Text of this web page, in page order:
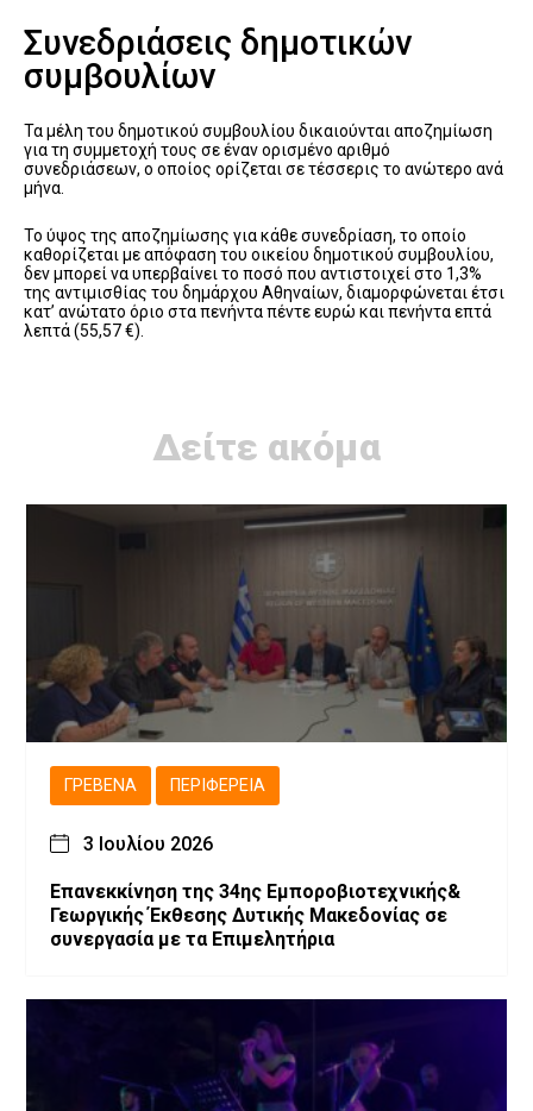
Συνεδριάσεις δημοτικών
συμβουλίων
Τα μέλη του δημοτικού συμβουλίου δικαιούνται αποζημίωση
για τη συμμετοχή τους σε έναν ορισμένο αριθμό
συνεδριάσεων, ο οποίος ορίζεται σε τέσσερις το ανώτερο ανά
μήνα.
Το ύψος της αποζημίωσης για κάθε συνεδρίαση, το οποίο
καθορίζεται με απόφαση του οικείου δημοτικού συμβουλίου,
δεν μπορεί να υπερβαίνει το ποσό που αντιστοιχεί στο 1,3%
της αντιμισθίας του δημάρχου Αθηναίων, διαμορφώνεται έτσι
κατ’ ανώτατο όριο στα πενήντα πέντε ευρώ και πενήντα επτά
λεπτά (55,57 €).
Δείτε ακόμα
ΓΡΕΒΕΝΆ ΠΕΡΙΦΈΡΕΙΑ
3 Ιουλίου 2026
Επανεκκίνηση της 34ης Εμποροβιοτεχνικής&
Γεωργικής Έκθεσης Δυτικής Μακεδονίας σε
συνεργασία με τα Επιμελητήρια